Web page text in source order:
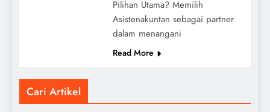
Pilihan Utama? Memilih
Asistenakuntan sebagai partner
dalam menangani
Read More
Cari Artikel